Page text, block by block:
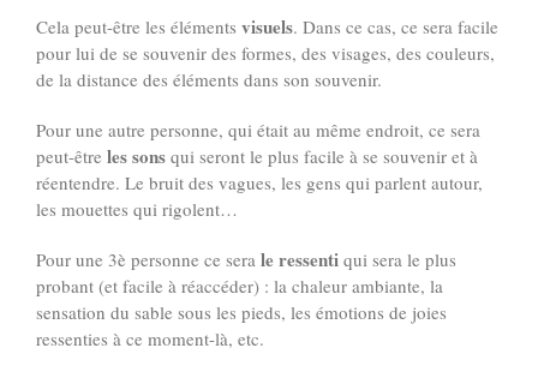
Cela peut-être les éléments visuels. Dans ce cas, ce sera facile
pour lui de se souvenir des formes, des visages, des couleurs,
de la distance des éléments dans son souvenir.
Pour une autre personne, qui était au même endroit, ce sera
peut-être les sons qui seront le plus facile à se souvenir et à
réentendre. Le bruit des vagues, les gens qui parlent autour,
les mouettes qui rigolent…
Pour une 3è personne ce sera le ressenti qui sera le plus
probant (et facile à réaccéder) : la chaleur ambiante, la
sensation du sable sous les pieds, les émotions de joies
ressenties à ce moment-là, etc.